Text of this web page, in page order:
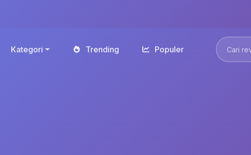
Kategori Trending Populer